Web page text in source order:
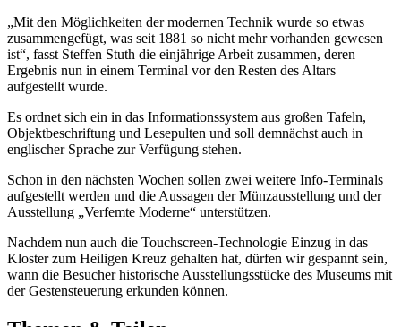
„Mit den Möglichkeiten der modernen Technik wurde so etwas
zusammengefügt, was seit 1881 so nicht mehr vorhanden gewesen
ist“, fasst Steffen Stuth die einjährige Arbeit zusammen, deren
Ergebnis nun in einem Terminal vor den Resten des Altars
aufgestellt wurde.
Es ordnet sich ein in das Informationssystem aus großen Tafeln,
Objektbeschriftung und Lesepulten und soll demnächst auch in
englischer Sprache zur Verfügung stehen.
Schon in den nächsten Wochen sollen zwei weitere Info-Terminals
aufgestellt werden und die Aussagen der Münzausstellung und der
Ausstellung „Verfemte Moderne“ unterstützen.
Nachdem nun auch die Touchscreen-Technologie Einzug in das
Kloster zum Heiligen Kreuz gehalten hat, dürfen wir gespannt sein,
wann die Besucher historische Ausstellungsstücke des Museums mit
der Gestensteuerung erkunden können.